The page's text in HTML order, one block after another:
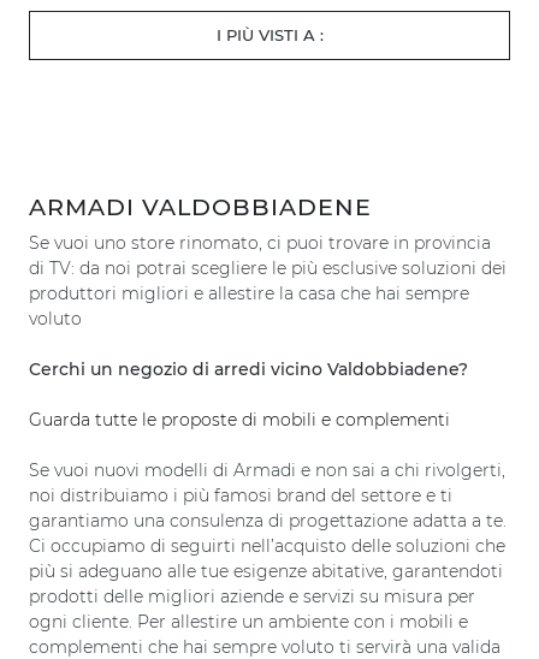
I PIÙ VISTI A :
ARMADI VALDOBBIADENE
Se vuoi uno store rinomato, ci puoi trovare in provincia
di TV: da noi potrai scegliere le più esclusive soluzioni dei
produttori migliori e allestire la casa che hai sempre
voluto
Cerchi un negozio di arredi vicino Valdobbiadene?
Guarda tutte le proposte di mobili e complementi
Se vuoi nuovi modelli di Armadi e non sai a chi rivolgerti,
noi distribuiamo i più famosi brand del settore e ti
garantiamo una consulenza di progettazione adatta a te.
Ci occupiamo di seguirti nell’acquisto delle soluzioni che
più si adeguano alle tue esigenze abitative, garantendoti
prodotti delle migliori aziende e servizi su misura per
ogni cliente. Per allestire un ambiente con i mobili e
complementi che hai sempre voluto ti servirà una valida